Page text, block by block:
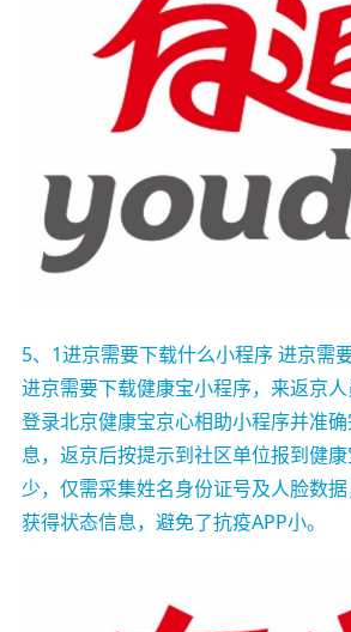
5、1进京需要下载什么小程序 进京需
进京需要下载健康宝小程序，来返京
登录北京健康宝京心相助小程序并准
息，返京后按提示到社区单位报到健
少，仅需采集姓名身份证号及人脸数
获得状态信息，避免了抗疫APP小。